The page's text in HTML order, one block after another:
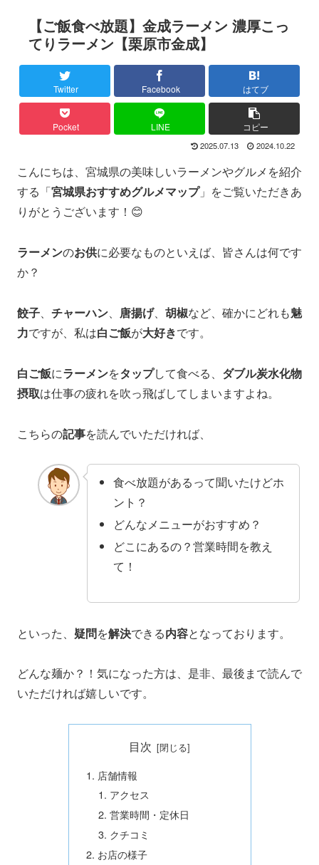
【ご飯食べ放題】金成ラーメン 濃厚こっ
てりラーメン【栗原市金成】
Twitter Facebook はてブ
Pocket LINE コピー
2025.07.13 2024.10.22
こんにちは、宮城県の美味しいラーメンやグルメを紹介
する「宮城県おすすめグルメマップ」をご覧いただきあ
りがとうございます！😊
ラーメンのお供に必要なものといえば、皆さんは何です
か？
餃子、 チャーハン、 唐揚げ、 胡椒など、確かにどれも魅
力ですが、私は白ご飯が大好きです。
白ご飯にラーメンをタップして食べる、 ダブル炭水化物
摂取は仕事の疲れを吹っ飛ばしてしまいますよね。
こちらの記事を読んでいただければ、
食べ放題があるって聞いたけどホ
ント？
どんなメニューがおすすめ？
どこにあるの？営業時間を教え
て！
といった、 疑問を解決できる内容となっております。
どんな麺か？！気になった方は、是非、最後まで読んで
いただければ嬉しいです。
目次
店舗情報
アクセス
営業時間・定休日
クチコミ
お店の様子